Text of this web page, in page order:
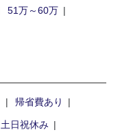
51万～60万
帰省費あり
土日祝休み